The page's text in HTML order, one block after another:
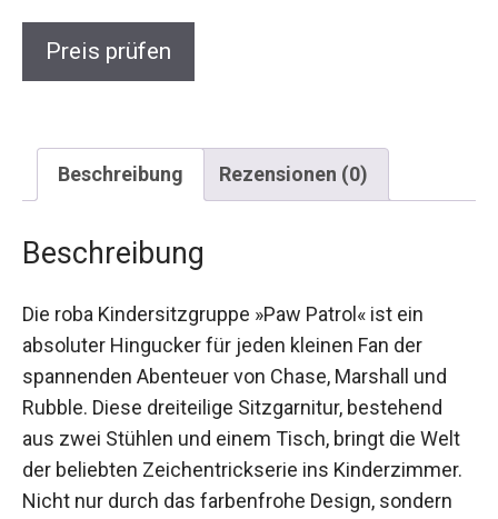
Preis prüfen
Beschreibung Rezensionen (0)
Beschreibung
Die roba Kindersitzgruppe »Paw Patrol« ist ein
absoluter Hingucker für jeden kleinen Fan der
spannenden Abenteuer von Chase, Marshall und
Rubble. Diese dreiteilige Sitzgarnitur, bestehend
aus zwei Stühlen und einem Tisch, bringt die Welt
der beliebten Zeichentrickserie ins Kinderzimmer.
Nicht nur durch das farbenfrohe Design, sondern